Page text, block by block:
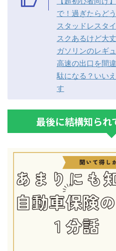
で！過ぎたらど
スタッドレスタ
スクあるけど大
ガソリンのレギ
高速の出口を間
駄になる？いい
す
最後に結構知られ